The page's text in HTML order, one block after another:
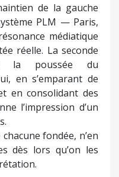
de la gauche
PLM — Paris,
médiatique
réelle. La seconde
la poussée du
en s’emparant de
en consolidant des
l’impression d’un
fondée, n’en
dès lors qu’on les